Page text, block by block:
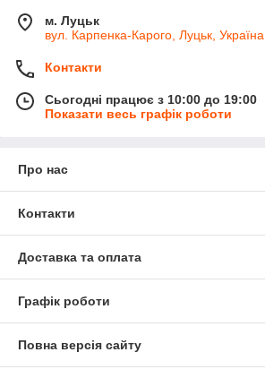
м. Луцьк
вул. Карпенка-Карого, Луцьк, Україна
Контакти
Сьогодні працює з 10:00 до 19:00
Показати весь графік роботи
Про нас
Контакти
Доставка та оплата
Графік роботи
Повна версія сайту